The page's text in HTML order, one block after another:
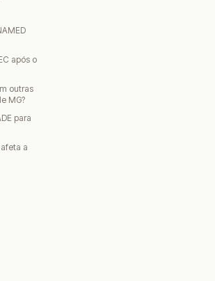
após o
outras
MG?
para
a